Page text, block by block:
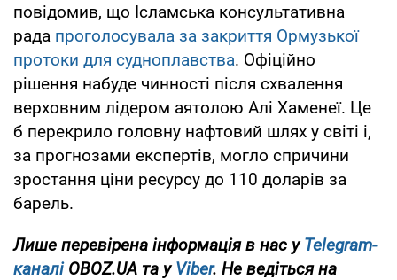
повідомив, що Ісламська консультативна
рада проголосувала за закриття Ормузької
протоки для судноплавства. Офіційно
рішення набуде чинності після схвалення
верховним лідером аятолою Алі Хаменеї. Це
б перекрило головну нафтовий шлях у світі і,
за прогнозами експертів, могло спричини
зростання ціни ресурсу до 110 доларів за
барель.
Лише перевірена інформація в нас уTelegram-
каналіOBOZ.UA та уViber. Не ведіться на